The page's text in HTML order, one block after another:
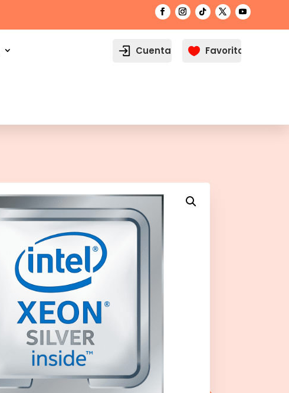
Cuenta  Favoritos